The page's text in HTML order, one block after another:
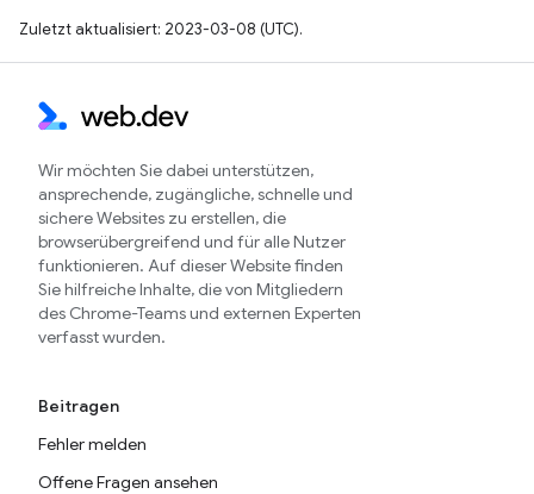
Zuletzt aktualisiert: 2023-03-08 (UTC).
Wir möchten Sie dabei unterstützen,
ansprechende, zugängliche, schnelle und
sichere Websites zu erstellen, die
browserübergreifend und für alle Nutzer
funktionieren. Auf dieser Website finden
Sie hilfreiche Inhalte, die von Mitgliedern
des Chrome-Teams und externen Experten
verfasst wurden.
Beitragen
Fehler melden
Offene Fragen ansehen